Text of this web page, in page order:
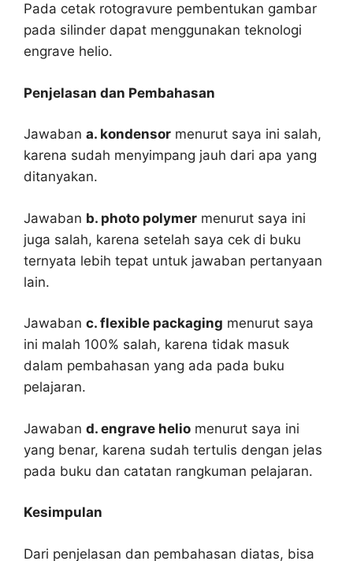
Pada cetak rotogravure pembentukan gambar
pada silinder dapat menggunakan teknologi
engrave helio.
Penjelasan dan Pembahasan
Jawaban a. kondensor menurut saya ini salah,
karena sudah menyimpang jauh dari apa yang
ditanyakan.
Jawaban b. photo polymer menurut saya ini
juga salah, karena setelah saya cek di buku
ternyata lebih tepat untuk jawaban pertanyaan
lain.
Jawaban c. flexible packaging menurut saya
ini malah 100% salah, karena tidak masuk
dalam pembahasan yang ada pada buku
pelajaran.
Jawaban d. engrave helio menurut saya ini
yang benar, karena sudah tertulis dengan jelas
pada buku dan catatan rangkuman pelajaran.
Kesimpulan
Dari penjelasan dan pembahasan diatas, bisa